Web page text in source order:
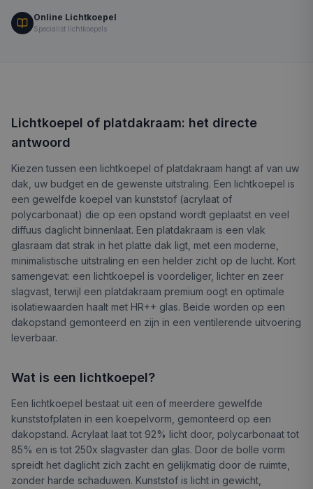
Online Lichtkoepel
Specialist lichtkoepels
Lichtkoepel of platdakraam: het directe
antwoord
Kiezen tussen een lichtkoepel of platdakraam hangt af van uw
dak, uw budget en de gewenste uitstraling. Een lichtkoepel is
een gewelfde koepel van kunststof (acrylaat of
polycarbonaat) die op een opstand wordt geplaatst en veel
diffuus daglicht binnenlaat. Een platdakraam is een vlak
glasraam dat strak in het platte dak ligt, met een moderne,
minimalistische uitstraling en een helder zicht op de lucht. Kort
samengevat: een lichtkoepel is voordeliger, lichter en zeer
slagvast, terwijl een platdakraam premium oogt en optimale
isolatiewaarden haalt met HR++ glas. Beide worden op een
dakopstand gemonteerd en zijn in een ventilerende uitvoering
leverbaar.
Wat is een lichtkoepel?
Een lichtkoepel bestaat uit een of meerdere gewelfde
kunststofplaten in een koepelvorm, gemonteerd op een
dakopstand. Acrylaat laat tot 92% licht door, polycarbonaat tot
85% en is tot 250x slagvaster dan glas. Door de bolle vorm
spreidt het daglicht zich zacht en gelijkmatig door de ruimte,
zonder harde schaduwen. Kunststof is licht in gewicht,